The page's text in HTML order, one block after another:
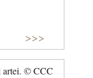
>>>
artei. © CCC